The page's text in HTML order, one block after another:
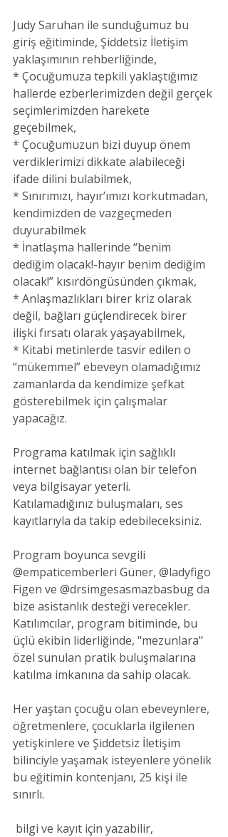
JudySaruhan ile sunduğumuz bu
giriş eğitiminde, Şiddetsiz İletişim
yaklaşımının rehberliğinde,
* Çocuğumuza tepkili yaklaştığımız
hallerde ezberlerimizden değil gerçek
seçimlerimizden harekete
geçebilmek,
* Çocuğumuzun bizi duyup önem
verdiklerimizi dikkate alabileceği
ifade dilini bulabilmek,
* Sınırımızı, hayır’ımızı korkutmadan,
kendimizden de vazgeçmeden
duyurabilmek
* İnatlaşma hallerinde “benim
dediğim olacak!-hayır benim dediğim
olacak!” kısırdöngüsünden çıkmak,
* Anlaşmazlıkları birer kriz olarak
değil, bağları güçlendirecek birer
ilişki fırsatı olarak yaşayabilmek,
* Kitabi metinlerde tasvir edilen o
“mükemmel” ebeveyn olamadığımız
zamanlarda da kendimize şefkat
gösterebilmek için çalışmalar
yapacağız.
Programa katılmak için sağlıklı
internet bağlantısı olan bir telefon
veya bilgisayar yeterli.
Katılamadığınız buluşmaları, ses
kayıtlarıyla da takip edebileceksiniz.
Program boyunca sevgili
@empaticemberleri Güner, @ladyfigo
Figen ve @drsimgesasmazbasbug da
bize asistanlık desteği verecekler.
Katılımcılar, program bitiminde, bu
üçlü ekibin liderliğinde, "mezunlara"
özel sunulan pratik buluşmalarına
katılma imkanına da sahip olacak.
Her yaştan çocuğu olan ebeveynlere,
öğretmenlere, çocuklarla ilgilenen
yetişkinlere ve Şiddetsiz İletişim
bilinciyle yaşamak isteyenlere yönelik
bu eğitimin kontenjanı, 25 kişi ile
sınırlı.